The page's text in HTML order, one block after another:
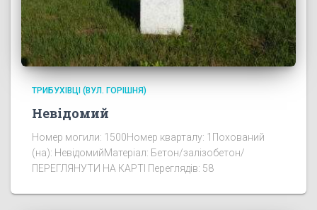
ТРИБУХІВЦІ (ВУЛ. ГОРІШНЯ)
Невідомий
Номер могили: 1500Номер кварталу: 1Похований
(на): НевідомийМатеріал: Бетон/залізобетон/
ПЕРЕГЛЯНУТИ НА КАРТІ Переглядів: 58